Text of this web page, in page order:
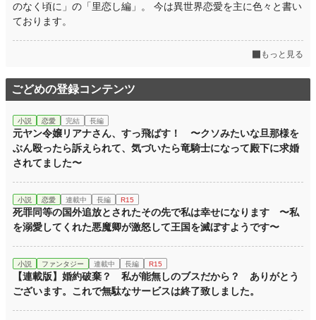
のなく頃に」の「里恋し編」。 今は異世界恋愛を主に色々と書い
ております。
もっと見る
ごどめの登録コンテンツ
小説 恋愛 完結 長編
元ヤン令嬢リアナさん、すっ飛ばす！ 〜クソみたいな旦那様を
ぶん殴ったら訴えられて、気づいたら竜騎士になって殿下に求婚
されてました〜
小説 恋愛 連載中 長編 R15
死罪同等の国外追放とされたその先で私は幸せになります 〜私
を溺愛してくれた悪魔卿が激怒して王国を滅ぼすようです〜
小説 ファンタジー 連載中 長編 R15
【連載版】婚約破棄？ 私が能無しのブスだから？ ありがとう
ございます。これで無駄なサービスは終了致しました。